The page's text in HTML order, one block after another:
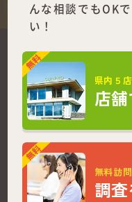
んな相談でもOK
い！
県内５
店
無料訪
調